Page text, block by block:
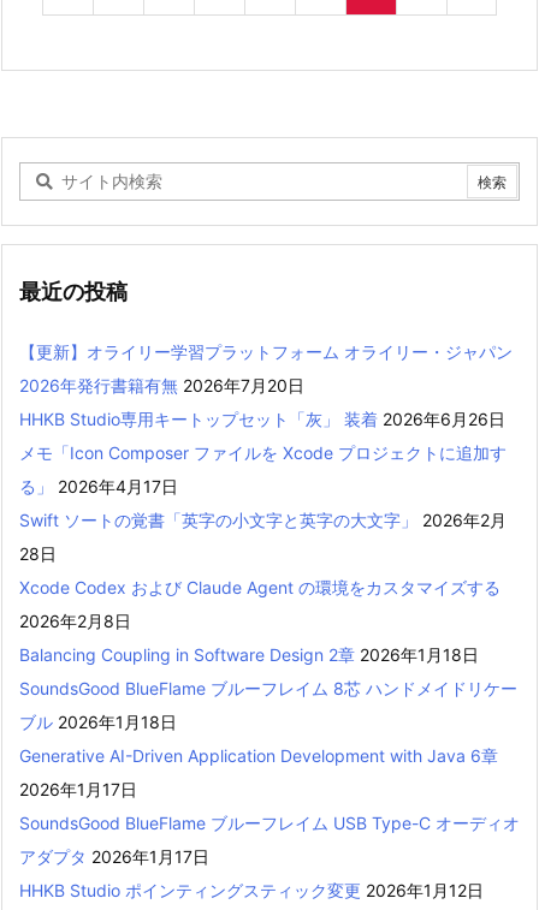
最近の投稿
【更新】オライリー学習プラットフォーム オライリー・ジャパン
2026年発行書籍有無 2026年7月20日
HHKB Studio専用キートップセット「灰」 装着 2026年6月26日
メモ「Icon Composer ファイルを Xcode プロジェクトに追加す
る」
2026年4月17日
Swift ソートの覚書「英字の小文字と英字の大文字」
2026年2月
28日
Xcode Codex および Claude Agent の環境をカスタマイズする
2026年2月8日
Balancing Coupling in Software Design 2章 2026年1月18日
SoundsGood BlueFlame ブルーフレイム 8芯 ハンドメイドリケー
ブル 2026年1月18日
Generative AI-Driven Application Development with Java 6章
2026年1月17日
SoundsGood BlueFlame ブルーフレイム USB Type-C オーディオ
アダプタ 2026年1月17日
HHKB Studio ポインティングスティック変更 2026年1月12日